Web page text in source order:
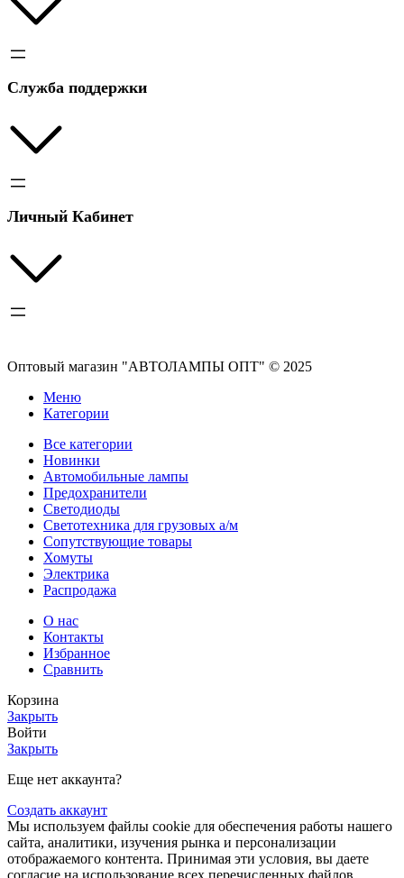
Служба поддержки
Личный Кабинет
Оптовый магазин "АВТОЛАМПЫ ОПТ" © 2025
Меню
Категории
Все категории
Новинки
Автомобильные лампы
Предохранители
Светодиоды
Светотехника для грузовых а/м
Сопутствующие товары
Хомуты
Электрика
Распродажа
О нас
Контакты
Избранное
Сравнить
Корзина
Закрыть
Войти
Закрыть
Еще нет аккаунта?
Создать аккаунт
Мы используем файлы cookie для обеспечения работы нашего
сайта, аналитики, изучения рынка и персонализации
отображаемого контента. Принимая эти условия, вы даете
согласие на использование всех перечисленных файлов